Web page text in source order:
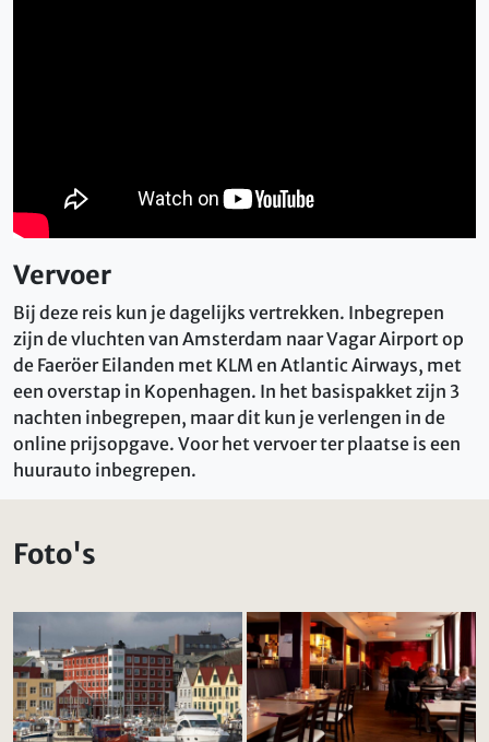
Vervoer
Bij deze reis kun je dagelijks vertrekken. Inbegrepen
zijn de vluchten van Amsterdam naar Vagar Airport op
de Faeröer Eilanden met KLM en Atlantic Airways, met
een overstap in Kopenhagen. In het basispakket zijn 3
nachten inbegrepen, maar dit kun je verlengen in de
online prijsopgave. Voor het vervoer ter plaatse is een
huurauto inbegrepen.
Foto's